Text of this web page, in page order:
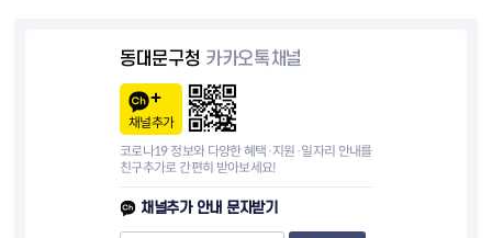
동대문구청 카카오톡채널
채널추가
코로나19 정보와 다양한 혜택·지원·일자리 안내를
친구추가로 간편히 받아보세요!
채널추가 안내 문자받기